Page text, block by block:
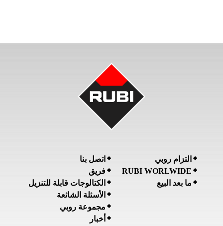
التزام روبي
RUBI WORLWIDE
ما بعد البيع
اتصل بنا
فريق
الكتالوجات قابلة للتنزيل
الأسئلة الشائعة
مجموعة روبي
أخبار